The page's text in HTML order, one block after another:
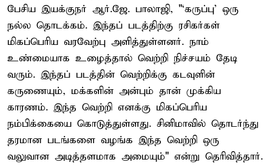
பேசிய இயக்குநர் ஆர்.ஜே. பாலாஜி, "‘கருப்பு’ ஒரு
நல்ல தொடக்கம். இந்தப் படத்திற்கு ரசிகர்கள்
மிகப்பெரிய வரவேற்பு அளித்துள்ளனர். நாம்
உண்மையாக உழைத்தால் வெற்றி நிச்சயம் தேடி
வரும். இந்தப் படத்தின் வெற்றிக்கு கடவுளின்
கருணையும், மக்களின் அன்பும் தான் முக்கிய
காரணம். இந்த வெற்றி எனக்கு மிகப்பெரிய
நம்பிக்கையை கொடுத்துள்ளது. சினிமாவில் தொடர்ந்து
தரமான படங்களை வழங்க இந்த வெற்றி ஒரு
வலுவான அடித்தளமாக அமையும்" என்று தெரிவித்தார்.